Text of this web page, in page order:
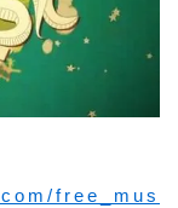
free_mus